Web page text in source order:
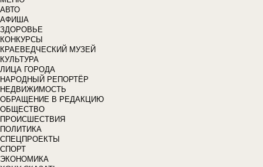
АВТО
АФИША
ЗДОРОВЬЕ
КОНКУРСЫ
КРАЕВЕДЧЕСКИЙ МУЗЕЙ
КУЛЬТУРА
ЛИЦА ГОРОДА
НАРОДНЫЙ РЕПОРТЁР
НЕДВИЖИМОСТЬ
ОБРАЩЕНИЕ В РЕДАКЦИЮ
ОБЩЕСТВО
ПРОИСШЕСТВИЯ
ПОЛИТИКА
СПЕЦПРОЕКТЫ
СПОРТ
ЭКОНОМИКА